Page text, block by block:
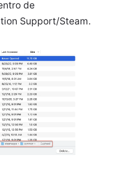
de
Support/Steam.